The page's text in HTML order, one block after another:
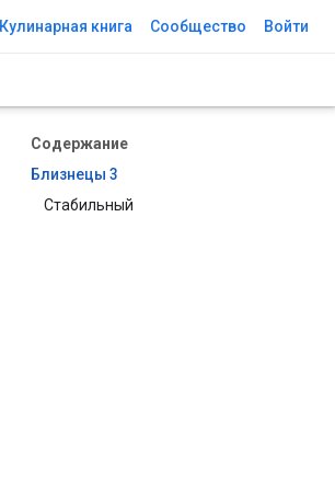
Кулинарная книга Сообщество Войти
Содержание
Близнецы 3
Стабильный